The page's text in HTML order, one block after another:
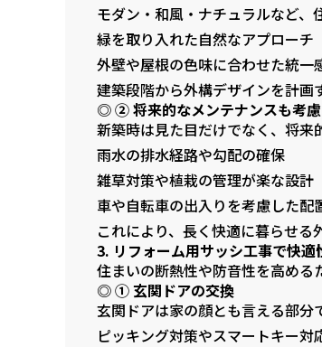
モダン・和風・ナチュラルなど
緑を取り入れた自然なアプローチ
外壁や屋根の色味に合わせた統一
建築段階から外構デザインを計画
◎ ② 将来的なメンテナンスも考慮
新築時は見た目だけでなく、将来
雨水の排水経路や勾配の確保
雑草対策や植栽の管理が楽な設計
車や自転車の出入りを考慮した配
これにより、長く快適に暮らせる
3. リフォーム用サッシ工事で快適
住まいの断熱性や防音性を高める
◎ ① 玄関ドアの交換
玄関ドアは家の顔とも言える部分
ピッキング対策やスマートキー対